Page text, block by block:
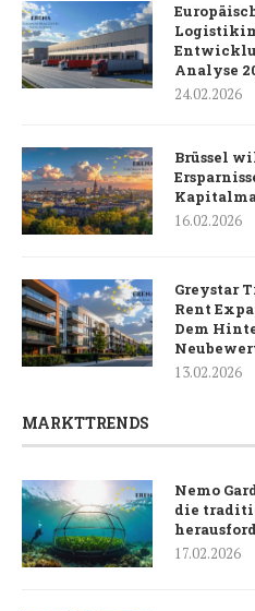
Analyse
24.02.2026
Brüssel
16.02.2026
Greystar
Rent
Dem
13.02.2026
MARKTTRENDS
Nemo
die
17.02.2026